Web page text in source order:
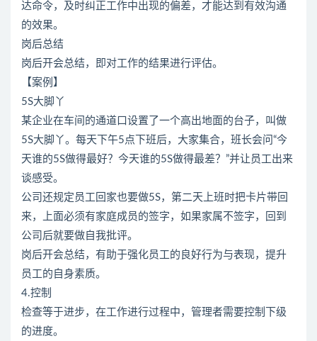
达命令，及时纠正工作中出现的偏差，才能达到有效沟通
的效果。
岗后总结
岗后开会总结，即对工作的结果进行评估。
【案例】
5S大脚丫
某企业在车间的通道口设置了一个高出地面的台子，叫做
5S大脚丫。每天下午5点下班后，大家集合，班长会问“今
天谁的5S做得最好？今天谁的5S做得最差？”并让员工出来
谈感受。
公司还规定员工回家也要做5S，第二天上班时把卡片带回
来，上面必须有家庭成员的签字，如果家属不签字，回到
公司后就要做自我批评。
岗后开会总结，有助于强化员工的良好行为与表现，提升
员工的自身素质。
4.控制
检查等于进步，在工作进行过程中，管理者需要控制下级
的进度。